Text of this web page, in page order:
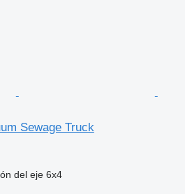
Sewage Truck
del eje 6x4